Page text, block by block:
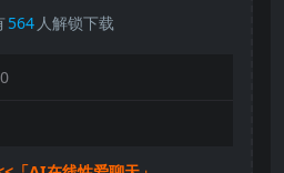
564 人解锁下载